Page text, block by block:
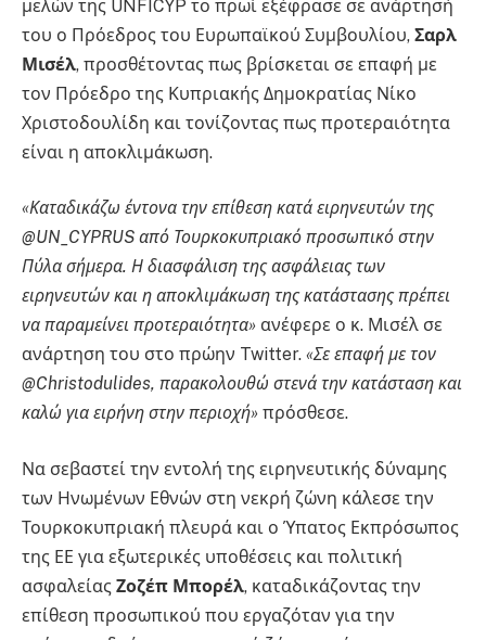
μελών της UNFICYP το πρωί εξέφρασε σε ανάρτησή
του ο Πρόεδρος του Ευρωπαϊκού Συμβουλίου, Σαρλ
Μισέλ, προσθέτοντας πως βρίσκεται σε επαφή με
τον Πρόεδρο της Κυπριακής Δημοκρατίας Νίκο
Χριστοδουλίδη και τονίζοντας πως προτεραιότητα
είναι η αποκλιμάκωση.
«Καταδικάζω έντονα την επίθεση κατά ειρηνευτών της
@UN_CYPRUS από Τουρκοκυπριακό προσωπικό στην
Πύλα σήμερα. Η διασφάλιση της ασφάλειας των
ειρηνευτών και η αποκλιμάκωση της κατάστασης πρέπει
να παραμείνει προτεραιότητα» ανέφερε ο κ. Μισέλ σε
ανάρτηση του στο πρώην Twitter. «Σε επαφή με τον
@Christodulides, παρακολουθώ στενά την κατάσταση και
καλώ για ειρήνη στην περιοχή» πρόσθεσε.
Να σεβαστεί την εντολή της ειρηνευτικής δύναμης
των Ηνωμένων Εθνών στη νεκρή ζώνη κάλεσε την
Τουρκοκυπριακή πλευρά και ο Ύπατος Εκπρόσωπος
της ΕΕ για εξωτερικές υποθέσεις και πολιτική
ασφαλείας Ζοζέπ Μπορέλ, καταδικάζοντας την
επίθεση προσωπικού που εργαζόταν για την